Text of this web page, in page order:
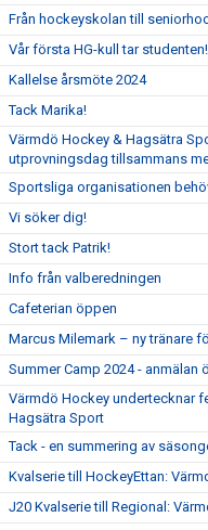
Från hockeyskolan till
Vår första HG-kull tar studenten!
Kallelse årsmöte 2024
Tack Marika!
Värmdö Hockey & Hagsätra
utprovningsdag tillsammans
Sportsliga organisationen
Vi söker dig!
Stort tack Patrik!
Info från valberedningen
Cafeterian öppen
Marcus Milemark – ny tränare
Summer Camp 2024 - anmälan
Värmdö Hockey undertecknar
Hagsätra Sport
Tack - en summering av
Kvalserie till HockeyEttan:
J20 Kvalserie till Regional: